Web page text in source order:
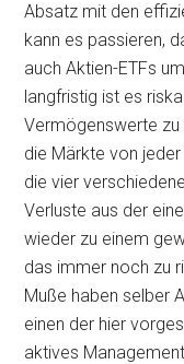
Absatz mit den
kann es passieren,
auch Aktien-ETFs
langfristig ist es
Vermögenswerte zu
die Märkte von
die vier
Verluste aus der
wieder zu einem
das immer noch zu
Muße haben selber
einen der hier
aktives